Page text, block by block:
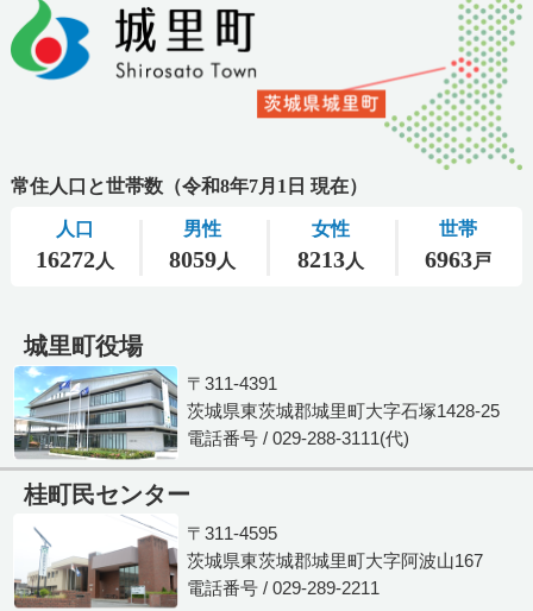
城里町役場
〒311-4391
茨城県東茨城郡城里町大字石塚1428-25
電話番号 / 029-288-3111(代)
桂町民センター
〒311-4595
茨城県東茨城郡城里町大字阿波山167
電話番号 / 029-289-2211